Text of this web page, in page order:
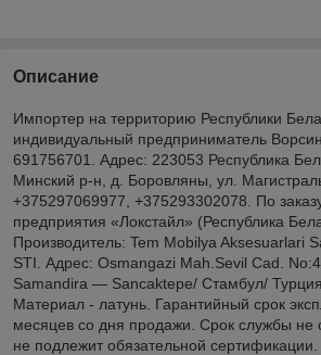
Описание
Импортер на территорию Республики
индивидуальный предприниматель
691756701. Адрес: 223053 Республика
Минский р-н, д. Боровляны, ул.
+375297069977, +375293302078. По
предприятия «Локстайл» (Республика
Производитель: Tem Mobilya Aksesuarlari
STI. Адрес: Osmangazi Mah.Sevil Cad.
Samandira ― Sancaktepe/ Стамбул/
Материал - латунь. Гарантийный срок
месяцев со дня продажи. Срок службы не
не подлежит обязательной